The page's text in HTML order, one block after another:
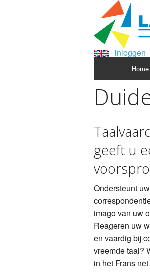
inloggen
Home
geeft u
Ondersteunt uw
imago van uw
Reageren uw
en vaardig bij
vreemde taal?
in het Frans